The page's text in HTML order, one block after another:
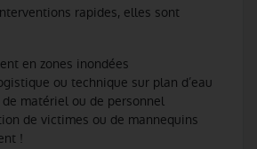
rapides, elles sont
en zones inondées
ou technique sur plan d’eau
matériel ou de personnel
de victimes ou de mannequins
!